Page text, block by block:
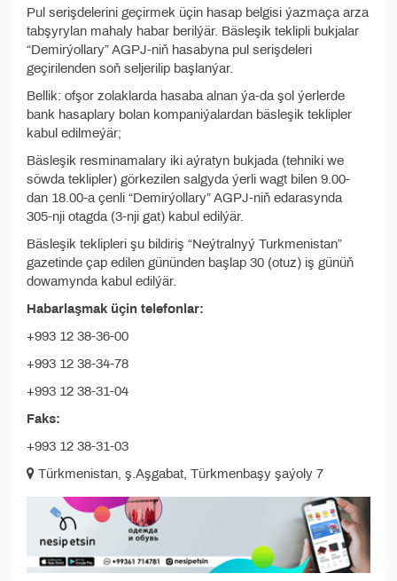
Pul serişdelerini geçirmek üçin hasap belgisi ýazmaça arza
tabşyrylan mahaly habar berilýär. Bäsleşik teklipli bukjalar
“Demirýollary” AGPJ-niň hasabyna pul serişdeleri
geçirilenden soň seljerilip başlanýar.
Bellik: ofşor zolaklarda hasaba alnan ýa-da şol ýerlerde
bank hasaplary bolan kompaniýalardan bäsleşik teklipler
kabul edilmeýär;
Bäsleşik resminamalary iki aýratyn bukjada (tehniki we
söwda teklipler) görkezilen salgyda ýerli wagt bilen 9.00-
dan 18.00-a çenli “Demirýollary” AGPJ-niň edarasynda
305-nji otagda (3-nji gat) kabul edilýär.
Bäsleşik teklipleri şu bildiriş “Neýtralnyý Turkmenistan”
gazetinde çap edilen gününden başlap 30 (otuz) iş günüň
dowamynda kabul edilýär.
Habarlaşmak üçin telefonlar:
+993 12 38-36-00
+993 12 38-34-78
+993 12 38-31-04
Faks:
+993 12 38-31-03
Türkmenistan, ş.Aşgabat, Türkmenbaşy şaýoly 7